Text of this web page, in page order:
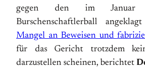
gegen den im Januar
Burschenschaftlerball
Mangel an Beweisen und
für das Gericht trotzdem
darzustellen scheinen, berichtet